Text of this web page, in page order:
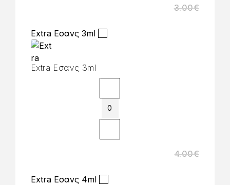
3.00€
Extra Εσανς 3ml
Extra Εσανς 3ml
4.00€
Extra Εσανς 4ml